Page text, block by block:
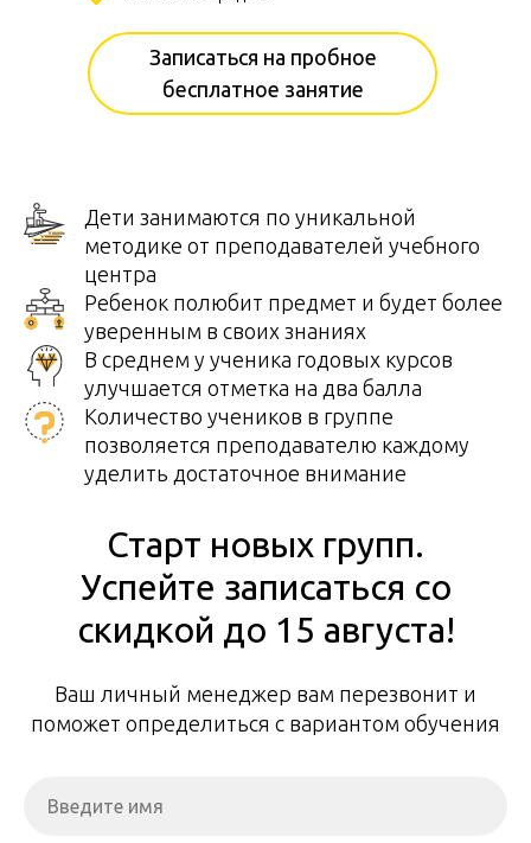
Записаться на пробное
бесплатное занятие
Дети занимаются по уникальной
методике от преподавателей учебного
центра
Ребенок полюбит предмет и будет более
уверенным в своих знаниях
В среднем у ученика годовых курсов
улучшается отметка на два балла
Количество учеников в группе
позволяется преподавателю каждому
уделить достаточное внимание
Старт новых групп.
Успейте записаться со
скидкой до 15 августа!
Ваш личный менеджер вам перезвонит и
поможет определиться с вариантом обучения